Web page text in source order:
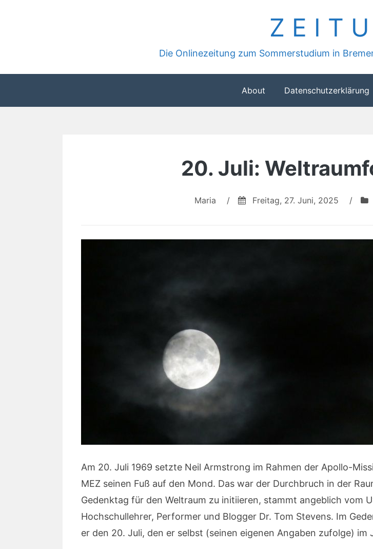
Z E I T
Die Onlinezeitung zum Sommerstudium in
About Datenschutzerklärung
20. Juli:
Maria / Freitag, 27. Juni, 2025 /
Am 20. Juli 1969 setzte Neil Armstrong im Rahmen der Apollo-
MEZ seinen Fuß auf den Mond. Das war der Durchbruch in der
Gedenktag für den Weltraum zu initiieren, stammt angeblich vom
Hochschullehrer, Performer und Blogger Dr. Tom Stevens. Im
er den 20. Juli, den er selbst (seinen eigenen Angaben zufolge) im